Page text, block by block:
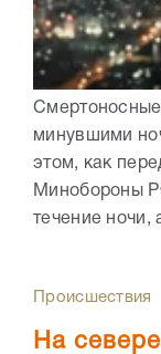
минувшими
этом, как
Минобороны
течение ночи,
Происшествия
На